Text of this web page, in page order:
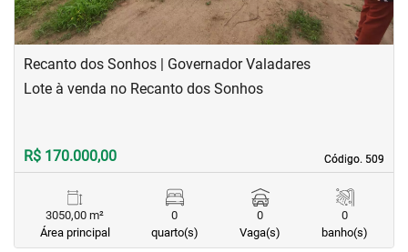
Recanto dos Sonhos | Governador Valadares
Código. 509
Código. 509
Lote à venda no Recanto dos Sonhos
R$ 170.000,00
3050,00 m²
Área principal
0
quarto(s)
0
Vaga(s)
0
banho(s)